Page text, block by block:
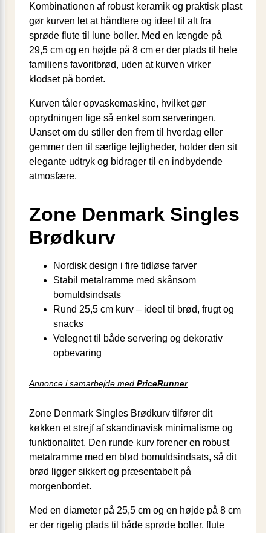
Kombinationen af robust keramik og praktisk plast
gør kurven let at håndtere og ideel til alt fra
sprøde flute til lune boller. Med en længde på
29,5 cm og en højde på 8 cm er der plads til hele
familiens favoritbrød, uden at kurven virker
klodset på bordet.
Kurven tåler opvaskemaskine, hvilket gør
oprydningen lige så enkel som serveringen.
Uanset om du stiller den frem til hverdag eller
gemmer den til særlige lejligheder, holder den sit
elegante udtryk og bidrager til en indbydende
atmosfære.
Zone Denmark Singles
Brødkurv
Nordisk design i fire tidløse farver
Stabil metalramme med skånsom
bomuldsindsats
Rund 25,5 cm kurv – ideel til brød, frugt og
snacks
Velegnet til både servering og dekorativ
opbevaring
Annonce i samarbejde med PriceRunner
Zone Denmark Singles Brødkurv tilfører dit
køkken et strejf af skandinavisk minimalisme og
funktionalitet. Den runde kurv forener en robust
metalramme med en blød bomuldsindsats, så dit
brød ligger sikkert og præsentabelt på
morgenbordet.
Med en diameter på 25,5 cm og en højde på 8 cm
er der rigelig plads til både sprøde boller, flute